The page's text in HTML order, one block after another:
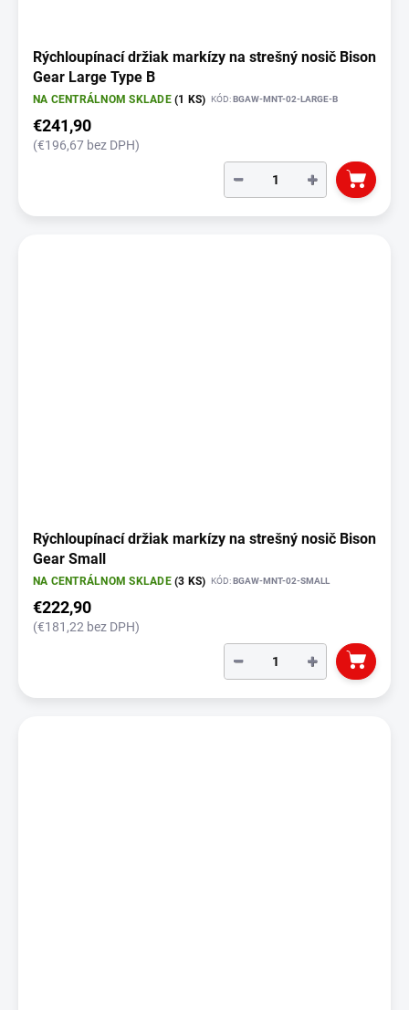
Rýchloupínací držiak markízy na strešný nosič Bison
Gear Large Type B
NA CENTRÁLNOM SKLADE(1 KS) KÓD:BGAW-MNT-02-LARGE-B
€241,90
(€196,67 bez DPH)
+
−
Rýchloupínací držiak markízy na strešný nosič Bison
Gear Small
NA CENTRÁLNOM SKLADE(3 KS) KÓD:BGAW-MNT-02-SMALL
€222,90
(€181,22 bez DPH)
+
−